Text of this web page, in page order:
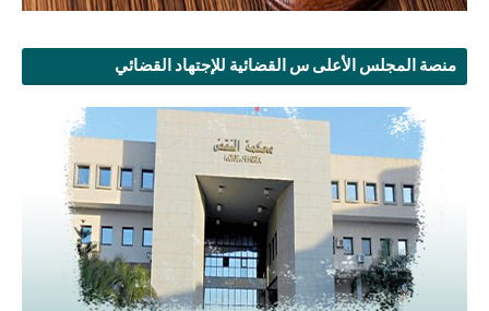
منصة المجلس الأعلى س القضائية للإجتهاد القضائي